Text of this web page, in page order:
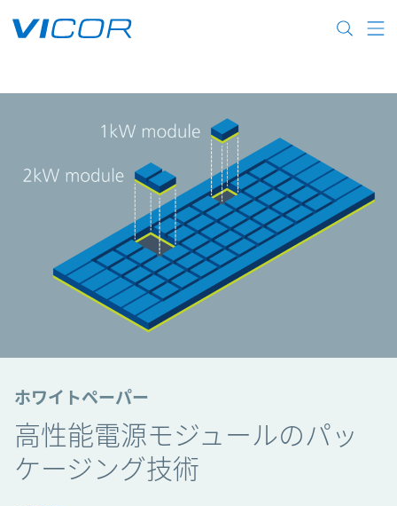
ホワイトペーパー
高性能電源モジュールのパッ
ケージング技術